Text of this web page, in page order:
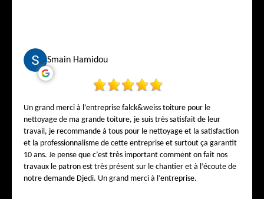
Smain Hamidou
Un grand merci à l’entreprise falck&weiss toiture pour le
nettoyage de ma grande toiture, je suis très satisfait de leur
travail, je recommande à tous pour le nettoyage et la satisfaction
et la professionnalisme de cette entreprise et surtout ça garantit
10 ans. Je pense que c’est très important comment on fait nos
travaux le patron est très présent sur le chantier et à l’écoute de
notre demande Djedi. Un grand merci à l’entreprise.